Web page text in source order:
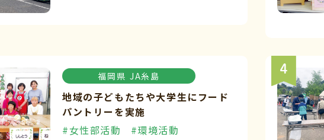
福岡県 JA糸島
地域の子どもたちや大学生にフード
パントリーを実施
#女性部活動
#環境活動